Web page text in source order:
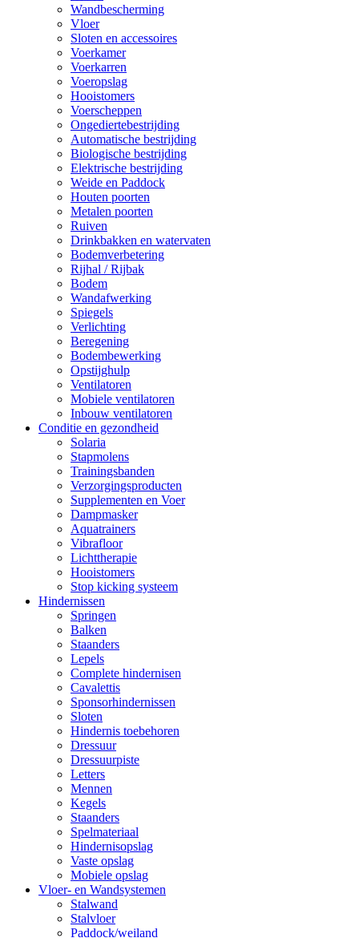
Wandbescherming
Vloer
Sloten en accessoires
Voerkamer
Voerkarren
Voeropslag
Hooistomers
Voerscheppen
Ongediertebestrijding
Automatische bestrijding
Biologische bestrijding
Elektrische bestrijding
Weide en Paddock
Houten poorten
Metalen poorten
Ruiven
Drinkbakken en watervaten
Bodemverbetering
Rijhal / Rijbak
Bodem
Wandafwerking
Spiegels
Verlichting
Beregening
Bodembewerking
Opstijghulp
Ventilatoren
Mobiele ventilatoren
Inbouw ventilatoren
Conditie en gezondheid
Solaria
Stapmolens
Trainingsbanden
Verzorgingsproducten
Supplementen en Voer
Dampmasker
Aquatrainers
Vibrafloor
Lichttherapie
Hooistomers
Stop kicking systeem
Hindernissen
Springen
Balken
Staanders
Lepels
Complete hindernisen
Cavalettis
Sponsorhindernissen
Sloten
Hindernis toebehoren
Dressuur
Dressuurpiste
Letters
Mennen
Kegels
Staanders
Spelmateriaal
Hindernisopslag
Vaste opslag
Mobiele opslag
Vloer- en Wandsystemen
Stalwand
Stalvloer
Paddock/weiland